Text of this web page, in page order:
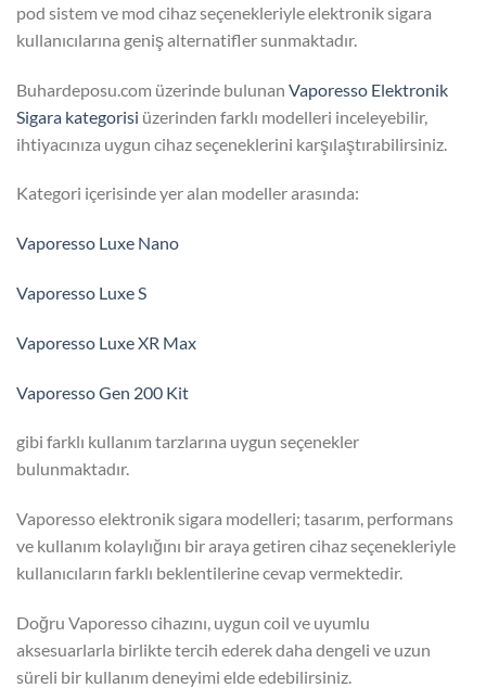
pod sistem ve mod cihaz seçenekleriyle elektronik sigara
kullanıcılarına geniş alternatifler sunmaktadır.
Buhardeposu.com üzerinde bulunan Vaporesso Elektronik
Sigara kategorisi üzerinden farklı modelleri inceleyebilir,
ihtiyacınıza uygun cihaz seçeneklerini karşılaştırabilirsiniz.
Kategori içerisinde yer alan modeller arasında:
Vaporesso Luxe Nano
Vaporesso Luxe S
Vaporesso Luxe XR Max
Vaporesso Gen 200 Kit
gibi farklı kullanım tarzlarına uygun seçenekler
bulunmaktadır.
Vaporesso elektronik sigara modelleri; tasarım, performans
ve kullanım kolaylığını bir araya getiren cihaz seçenekleriyle
kullanıcıların farklı beklentilerine cevap vermektedir.
Doğru Vaporesso cihazını, uygun coil ve uyumlu
aksesuarlarla birlikte tercih ederek daha dengeli ve uzun
süreli bir kullanım deneyimi elde edebilirsiniz.